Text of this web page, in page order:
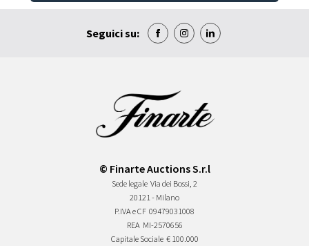
Seguici su:
© Finarte Auctions S.r.l
Sede legale Via dei Bossi, 2
20121 - Milano
P.IVA e CF 09479031008
REA MI-2570656
Capitale Sociale € 100.000